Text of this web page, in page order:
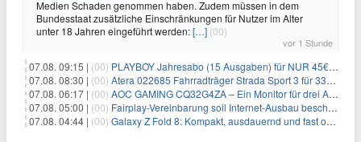
Medien Schaden genommen haben. Zudem müssen in dem
Bundesstaat zusätzliche Einschränkungen für Nutzer im Alter
unter 18 Jahren eingeführt werden:[…] (00)
vor 1 Stunde
07.08. 09:15 | (00) PLAYBOY Jahresabo (15 Ausgaben) für NUR 45€ (statt 198€)
07.08. 08:30 | (00) Atera 022685 Fahrradträger Strada Sport 3 für 337,48€
07.08. 06:17 | (00) AOC GAMING CQ32G4ZA – Ein Monitor für drei Arten von Spielen
07.08. 05:00 | (00) Fairplay-Vereinbarung soll Internet-Ausbau beschleunigen
07.08. 04:44 | (00) Galaxy Z Fold 8: Kompakt, ausdauernd und fast ohne Falte